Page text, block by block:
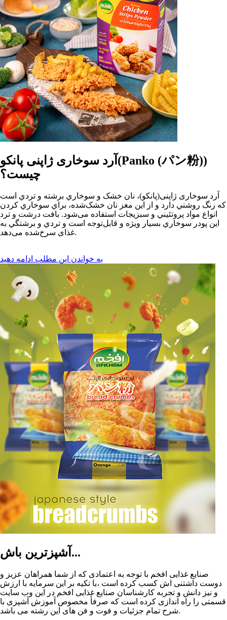
آرد سوخاری ژاپنی پانکو(Panko (パン粉))
چیست؟
آرد سوخاری ژاپنی(پانکو)، نان خشک و سوخاري برشته و تردي است
که رنگ روشني دارد و از اين مغز نان خشک‌شده، براي سوخاري کردن
انواع مواد پروتئيني و سبزيجات استفاده می‌شود. بافت درشت و ترد
اين پودر سوخاري بسيار ويژه و قابل‌توجه است و تردي و برشتگي به
غذای سرخ‌شده می‌دهد.
به خواندن این مطلب ادامه دهید
آشپزترین باش...
صنایع غذایی افخم با توجه به اعتمادی که از شما همراهان عزیز و
دوست داشتنی اش کسب کرده است ،با تکیه بر این سرمایه با ارزش
و نیز دانش و تجربه کارشناسان صنایع غذایی افخم در این وب سایت
قسمتی را راه اندازی کرده است که صرفأ مخصوص آموزش آشپزی با
شرح تمام جزئیات و فوت و فن های این رشته می باشد.